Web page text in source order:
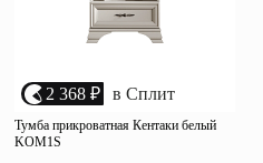
Прихожие
Освещение
Декор
2 368 ₽ в Сплит
Тумба прикроватная Кентаки белый
KOM1S